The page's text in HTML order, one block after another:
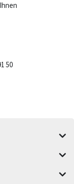
50